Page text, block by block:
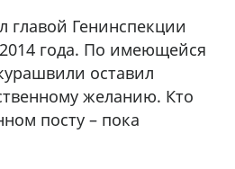
Генинспекции
года. По имеющейся
оставил
желанию. Кто
посту – пока